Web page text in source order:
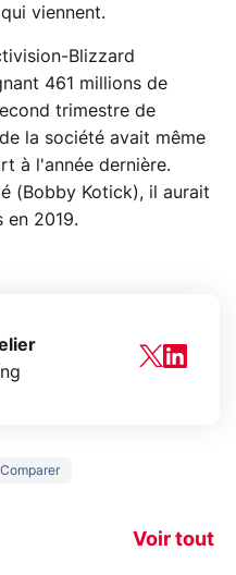
viennent.
Blizzard
461 millions de
trimestre de
la société avait même
à l'année dernière.
(Bobby Kotick), il aurait
en 2019.
Comparer
Voir tout
navigation